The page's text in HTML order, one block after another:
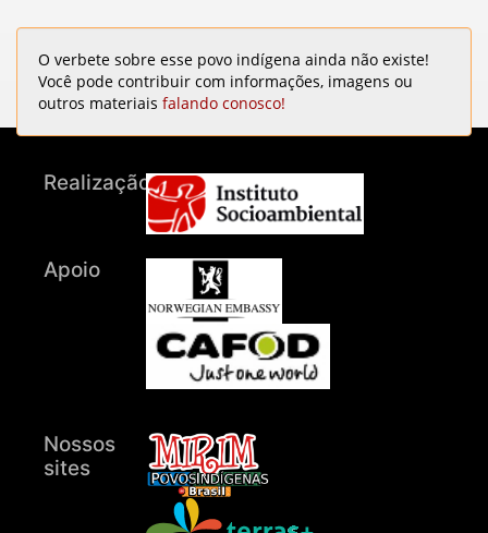
O verbete sobre esse povo indígena ainda não existe!
Você pode contribuir com informações, imagens ou
outros materiais falando conosco!